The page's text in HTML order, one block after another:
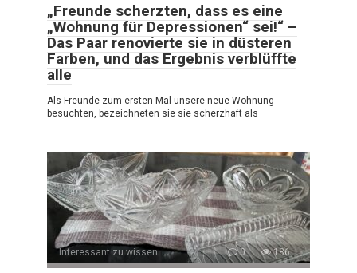
„Freunde scherzten, dass es eine
„Wohnung für Depressionen“ sei!“ –
Das Paar renovierte sie in düsteren
Farben, und das Ergebnis verblüffte
alle
Als Freunde zum ersten Mal unsere neue Wohnung
besuchten, bezeichneten sie sie scherzhaft als
Interessant zu wissen 0 186